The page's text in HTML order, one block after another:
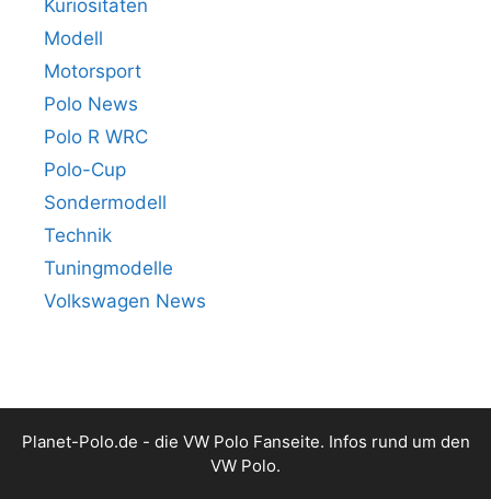
Kuriositäten
Modell
Motorsport
Polo News
Polo R WRC
Polo-Cup
Sondermodell
Technik
Tuningmodelle
Volkswagen News
Planet-Polo.de - die VW Polo Fanseite. Infos rund um den
VW Polo.